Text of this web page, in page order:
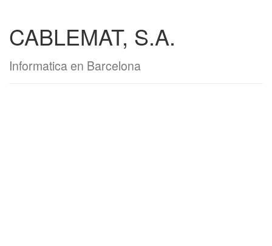
CABLEMAT, S.A.
Informatica en Barcelona